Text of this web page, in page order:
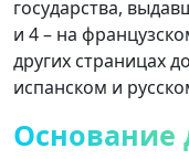
государства,
и 4 – на
других страницах
испанском и
Основание